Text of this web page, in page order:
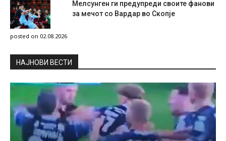
Мелсунген ги предупреди своите фанови
за мечот со Вардар во Скопје
posted on 02.08.2026
НAЈНОВИ ВЕСТИ